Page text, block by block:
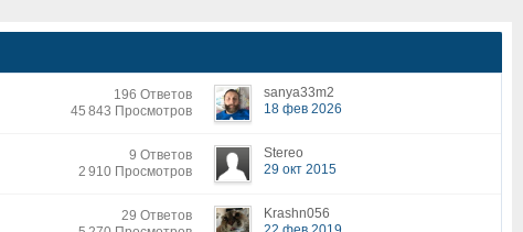
196 Ответов
45 843 Просмотров
sanya33m2
18 фев 2026
9 Ответов
2 910 Просмотров
Stereo
29 окт 2015
29 Ответов
Krashn056